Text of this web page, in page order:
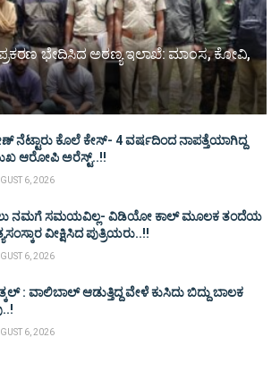
ಪ್ರಕರಣ ಭೇದಿಸಿದ ಅರಣ್ಯ ಇಲಾಖೆ: ಮಾಂಸ, ಕೋವಿ,
ನೆಟ್ಟಾರು ಕೊಲೆ ಕೇಸ್‌- 4 ವರ್ಷದಿಂದ ನಾಪತ್ತೆಯಾಗಿದ್ದ
ಆರೋಪಿ ಅರೆಸ್ಟ್‌..!!
6, 2026
ನಮಗೆ ಸಮಯವಿಲ್ಲ- ವಿಡಿಯೋ ಕಾಲ್ ಮೂಲಕ ತಂದೆಯ
ವೀಕ್ಷಿಸಿದ ಪುತ್ರಿಯರು..!!
6, 2026
: ವಾಲಿಬಾಲ್ ಆಡುತ್ತಿದ್ದ ವೇಳೆ ಕುಸಿದು ಬಿದ್ದು ಬಾಲಕ
6, 2026